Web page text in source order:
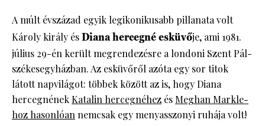
A múlt évszázad egyik legikonikusabb pillanata volt
Károly király ésDiana hercegné esküvője, ami 1981.
július 29-én került megrendezésre a londoni Szent Pál-
székesegyházban. Az esküvőről azóta egy sor titok
látott napvilágot: többek között az is, hogy Diana
hercegnénekKatalin hercegnéhez és Meghan Markle-
hoz hasonlóannemcsak egy menyasszonyi ruhája volt!